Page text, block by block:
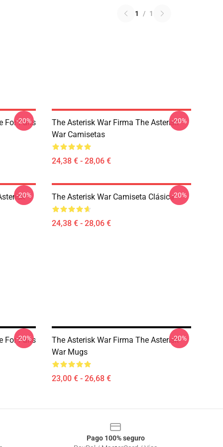
1 / 1
For Fans
-20%
The Asterisk War Firma The Asterisk
War Camisetas
24,38 € - 28,06 €
-20%
-20% The Asterisk War Camiseta Clásica
24,38 € - 28,06 €
-20%
For Fans
-20%
The Asterisk War Firma The Asterisk
War Mugs
23,00 € - 26,68 €
-20%
Pago 100% seguro